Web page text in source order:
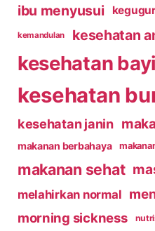
ibu menyusui
kemandulan kesehatan
kesehatan bayi
kesehatan
kesehatan janin
makanan berbahaya
makanan sehat
melahirkan normal
morning sickness